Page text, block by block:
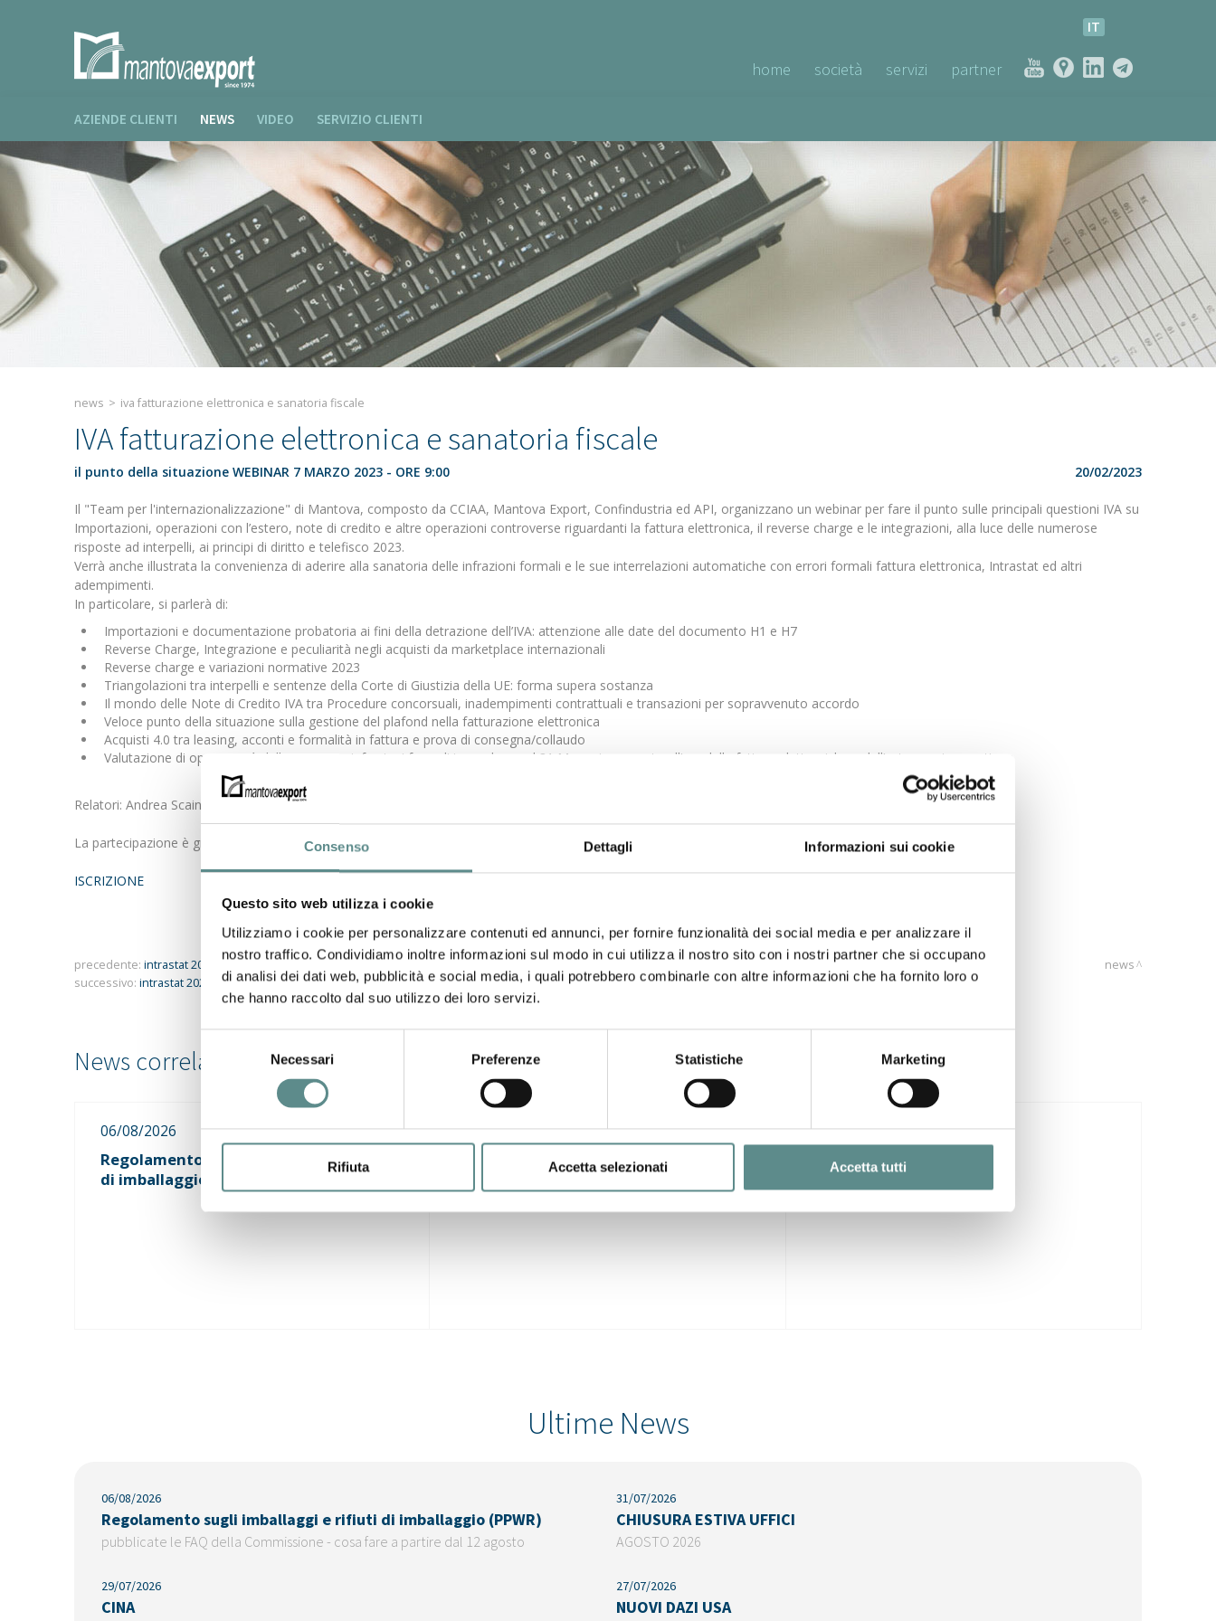
Consenso Dettagli Informazioni sui cookie
Questo sito web utilizza i cookie
Utilizziamo i cookie per personalizzare contenuti ed annunci, per fornire funzionalità dei social media e per analizzare il
nostro traffico. Condividiamo inoltre informazioni sul modo in cui utilizza il nostro sito con i nostri partner che si occupano
di analisi dei dati web, pubblicità e social media, i quali potrebbero combinarle con altre informazioni che ha fornito loro o
che hanno raccolto dal suo utilizzo dei loro servizi.
del
Necessari Preferenze Statistiche Marketing
Rifiuta Accetta selezionati Accetta tutti
IT
home società servizi partner
AZIENDE CLIENTI NEWS VIDEO SERVIZIO CLIENTI
news > iva fatturazione elettronica e sanatoria fiscale
IVA fatturazione elettronica e sanatoria fiscale
il punto della situazione WEBINAR 7 MARZO 2023 - ORE 9:00 20/02/2023
Il "Team per l'internazionalizzazione" di Mantova, composto da CCIAA, Mantova Export, Confindustria ed API, organizzano un webinar per fare il punto sulle principali questioni IVA su
Importazioni, operazioni con l’estero, note di credito e altre operazioni controverse riguardanti la fattura elettronica, il reverse charge e le integrazioni, alla luce delle numerose
risposte ad interpelli, ai principi di diritto e telefisco 2023.
Verrà anche illustrata la convenienza di aderire alla sanatoria delle infrazioni formali e le sue interrelazioni automatiche con errori formali fattura elettronica, Intrastat ed altri
adempimenti.
In particolare, si parlerà di:
Importazioni e documentazione probatoria ai fini della detrazione dell’IVA: attenzione alle date del documento H1 e H7
Reverse Charge, Integrazione e peculiarità negli acquisti da marketplace internazionali
Reverse charge e variazioni normative 2023
Triangolazioni tra interpelli e sentenze della Corte di Giustizia della UE: forma supera sostanza
Il mondo delle Note di Credito IVA tra Procedure concorsuali, inadempimenti contrattuali e transazioni per sopravvenuto accordo
Veloce punto della situazione sulla gestione del plafond nella fatturazione elettronica
Acquisti 4.0 tra leasing, acconti e formalità in fattura e prova di consegna/collaudo
Valutazione di opportunità della sanatoria infrazioni formali in scadenza al 31 Marzo in rapporto all’era delle fatture elettroniche e dell’esterometro continuo
Relatori: Andrea Scaini - Studio Mantovani e Associati ; Alessandro Dotti - direttore Mantova Export
La partecipazione è gratuita
ISCRIZIONE
precedente: intrastat 2023
successivo: intrastat 2023
news
06/08/2026
Regolamento sugli imballaggi e rifiuti
di imballaggio (PPWR)
31/07/2026
CHIUSURA ESTIVA UFFICI
29/07/2026
CINA
Ultime News
06/08/2026
Regolamento sugli imballaggi e rifiuti di imballaggio (PPWR)
pubblicate le FAQ della Commissione - cosa fare a partire dal 12 agosto
31/07/2026
CHIUSURA ESTIVA UFFICI
AGOSTO 2026
29/07/2026
CINA
27/07/2026
NUOVI DAZI USA